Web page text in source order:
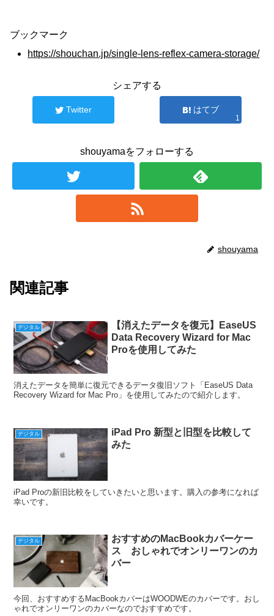
ブックマーク
https://shouchan.jp/single-lens-reflex-camera-storage/
シェアする
Twitter はてブ
1
shouyamaをフォローする
shouyama
関連記事
デジタル
【消えたデータを復元】EaseUS
Data Recovery Wizard for Mac
Proを使用してみた
消えたデータを簡単に復元できるデータ復旧ソフト「EaseUS Data
Recovery Wizard for Mac Pro」を使用してみたので紹介します。
デジタル
iPad Pro 新型と旧型を比較して
みた
iPad Proの新旧比較をしていきたいと思います。購入の参考になれば
幸いです。
デジタル
おすすめのMacBookカバーケー
ス おしゃれでオンリーワンのカ
バー
今回、おすすめするMacBookカバーはWOODWEのカバーです。おし
ゃれでオンリーワンのカバーなのでおすすめです。